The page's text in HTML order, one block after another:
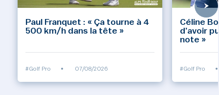
Paul Franquet : « Ça tourne à 4
500 km/h dans la tête »
#Golf Pro • 07/08/2026
Céline
d’avoir
note »
#Golf Pro •